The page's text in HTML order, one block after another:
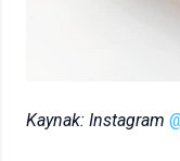
Kaynak: Instagram